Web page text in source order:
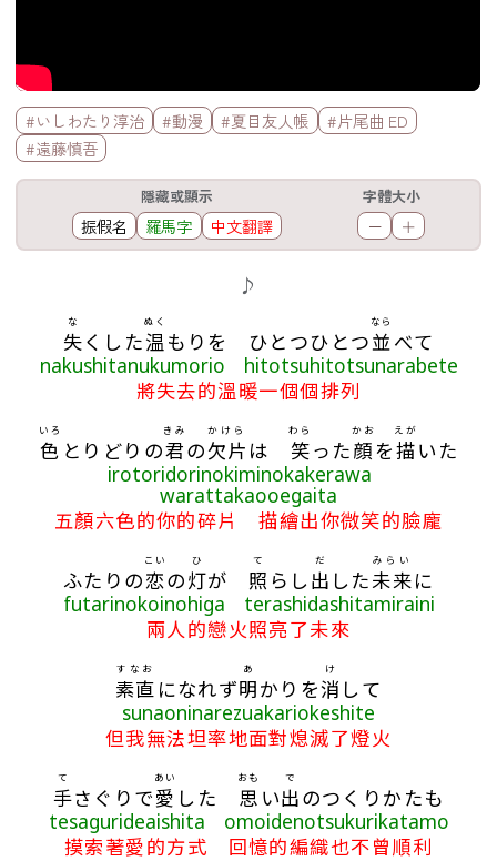
標籤欄
#いしわたり淳治 #動漫 #夏目友人帳
#片尾曲 ED
#遠藤慎吾
隱藏或顯示
振假名 羅馬字 中文翻譯
字體大小
－ ＋
♪
失
な
くした温
ぬく
もりを ひとつひとつ並
なら
べて
nakushitanukumorio hitotsuhitotsunarabete
將失去的溫暖一個個排列
色
いろ
とりどりの君
きみ
の欠片
かけら
は 笑
わら
った顔
かお
を描
えが
いた
irotoridorinokiminokakerawa
warattakaooegaita
五顏六色的你的碎片 描繪出你微笑的臉龐
ふたりの恋
こい
の灯
ひ
が 照
て
らし出
だ
した未来
みらい
に
futarinokoinohiga terashidashitamiraini
兩人的戀火照亮了未來
素直
すなお
になれず明
あ
かりを消
け
して
sunaoninarezuakariokeshite
但我無法坦率地面對熄滅了燈火
手
て
さぐりで愛
あい
した 思
おも
い出
で
のつくりかたも
tesagurideaishita omoidenotsukurikatamo
摸索著愛的方式 回憶的編織也不曾順利